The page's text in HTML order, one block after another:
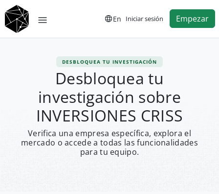
En Iniciar sesión Empezar
DESBLOQUEA TU INVESTIGACIÓN
Desbloquea tu
investigación sobre
INVERSIONES CRISS
Verifica una empresa específica, explora el
mercado o accede a todas las funcionalidades
para tu equipo.